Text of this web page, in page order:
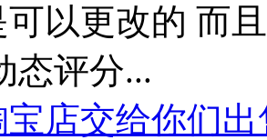
可以更改的 而
态评分...
店交给你们